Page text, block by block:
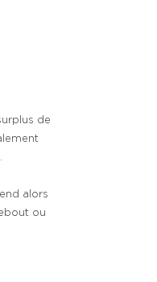
de
alors
ou